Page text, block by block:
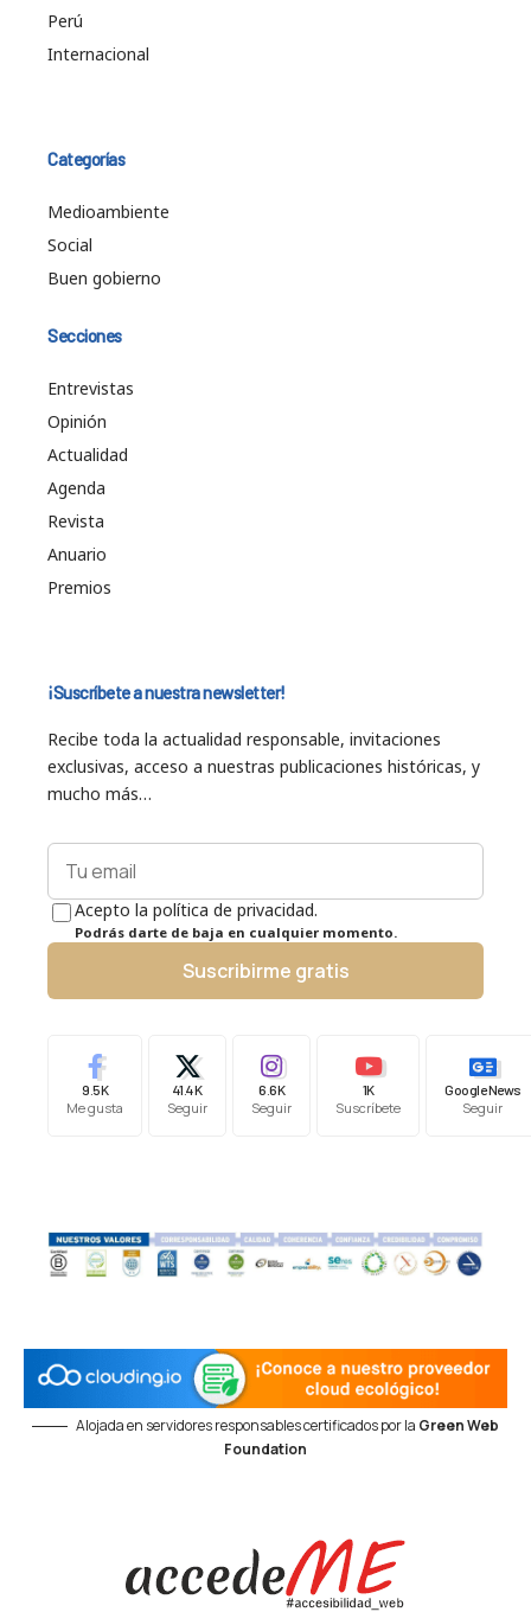
Perú
Internacional
Categorías
Medioambiente
Social
Buen gobierno
Secciones
Entrevistas
Opinión
Actualidad
Agenda
Revista
Anuario
Premios
¡Suscríbete a nuestra newsletter!
Recibe toda la actualidad responsable, invitaciones
exclusivas, acceso a nuestras publicaciones históricas, y
mucho más…
Acepto la política de privacidad.
Podrás darte de baja en cualquier momento.
Suscribirme gratis
9.5K
Me gusta
41.4K
Seguir
6.6K
Seguir
1K
Suscríbete
Google News
Seguir
Alojada en servidores responsables certificados por la Green Web
Foundation